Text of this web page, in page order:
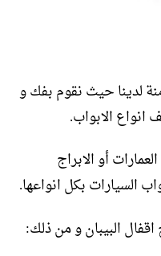
لدينا حيث نقوم بفك و
الابواب.
أو الابراج
السيارات بكل انواعها.
البيبان و من ذلك: